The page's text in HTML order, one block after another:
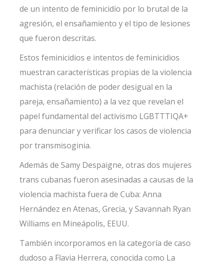
de un intento de feminicidio por lo brutal de la
agresión, el ensañamiento y el tipo de lesiones
que fueron descritas.
Estos feminicidios e intentos de feminicidios
muestran características propias de la violencia
machista (relación de poder desigual en la
pareja, ensañamiento) a la vez que revelan el
papel fundamental del activismo LGBTTTIQA+
para denunciar y verificar los casos de violencia
por transmisoginia.
Además de Samy Despaigne, otras dos mujeres
trans cubanas fueron asesinadas a causas de la
violencia machista fuera de Cuba:Anna
Hernández en Atenas, Grecia, ySavannah Ryan
Williams en Mineápolis, EEUU.
También incorporamos en la categoría de caso
dudoso a Flavia Herrera, conocida como La